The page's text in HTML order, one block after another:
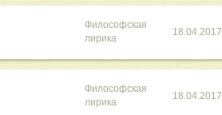
Философская
лирика
18.04.2017
Философская
лирика
18.04.2017